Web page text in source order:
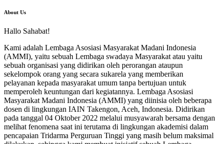
About Us
Hallo Sahabat!
Kami adalah Lembaga Asosiasi Masyarakat Madani Indonesia
(AMMI), yaitu sebuah Lembaga swadaya Masyarakat atau yaitu
sebuah organisasi yang didirikan oleh perorangan ataupun
sekelompok orang yang secara sukarela yang memberikan
pelayanan kepada masyarakat umum tanpa bertujuan untuk
memperoleh keuntungan dari kegiatannya. Lembaga Asosiasi
Masyarakat Madani Indonesia (AMMI) yang diinisia oleh beberapa
dosen di lingkungan IAIN Takengon, Aceh, Indonesia. Didirikan
pada tanggal 04 Oktober 2022 melalui musyawarah bersama dengan
melihat fenomena saat ini terutama di lingkungan akademisi dalam
pencapaian Tridarma Perguruan Tinggi yang masih belum maksimal